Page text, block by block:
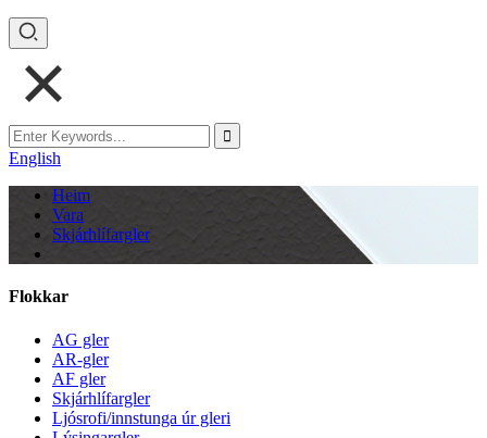
English
Heim
Vara
Skjárhlífargler
Flokkar
AG gler
AR-gler
AF gler
Skjárhlífargler
Ljósrofi/innstunga úr gleri